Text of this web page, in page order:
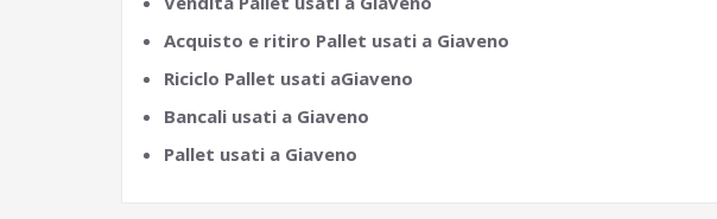
Acquisto e ritiro Pallet usati a Giaveno
Riciclo Pallet usati aGiaveno
Bancali usati a Giaveno
Pallet usati a Giaveno